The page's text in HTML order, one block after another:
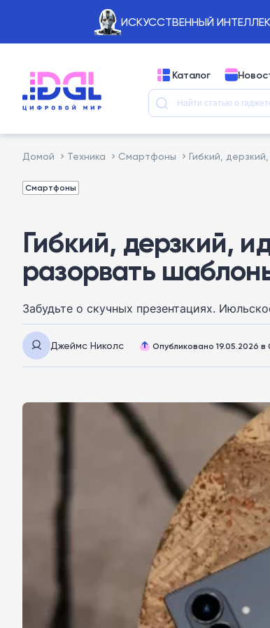
ИСКУССТВЕННЫЙ
Каталог
Домой Техника Смартфоны Гибкий,
Смартфоны
Гибкий, дерзкий,
разорвать
Забудьте о скучных презентациях.
Джеймс Николс Опубликовано 19.05.2026 в